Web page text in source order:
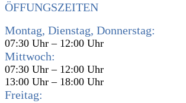
ÖFFUNGSZEITEN
Montag, Dienstag, Donnerstag:
07:30 Uhr – 12:00 Uhr
Mittwoch:
07:30 Uhr – 12:00 Uhr
13:00 Uhr – 18:00 Uhr
Freitag: